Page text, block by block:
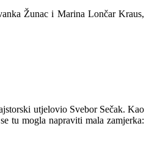
Žunac i Marina Lončar Kraus,
utjelovio Svebor Sečak. Kao
tu mogla napraviti mala zamjerka: